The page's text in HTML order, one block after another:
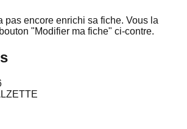
pas encore enrichi sa fiche. Vous la
"Modifier ma fiche" ci-contre.